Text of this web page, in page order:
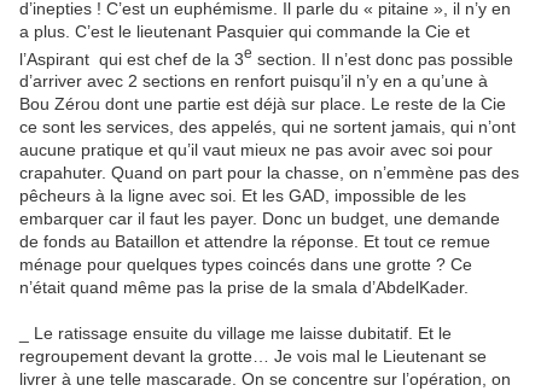
d’inepties ! C’est un euphémisme. Il parle du « pitaine », il n’y en
a plus. C’est le lieutenant Pasquier qui commande la Cie et
l’Aspirant qui est chef de la 3e section. Il n’est donc pas possible
d’arriver avec 2 sections en renfort puisqu’il n’y en a qu’une à
Bou Zérou dont une partie est déjà sur place. Le reste de la Cie
ce sont les services, des appelés, qui ne sortent jamais, qui n’ont
aucune pratique et qu’il vaut mieux ne pas avoir avec soi pour
crapahuter. Quand on part pour la chasse, on n’emmène pas des
pêcheurs à la ligne avec soi. Et les GAD, impossible de les
embarquer car il faut les payer. Donc un budget, une demande
de fonds au Bataillon et attendre la réponse. Et tout ce remue
ménage pour quelques types coincés dans une grotte ? Ce
n’était quand même pas la prise de la smala d’AbdelKader.
_ Le ratissage ensuite du village me laisse dubitatif. Et le
regroupement devant la grotte… Je vois mal le Lieutenant se
livrer à une telle mascarade. On se concentre sur l’opération, on